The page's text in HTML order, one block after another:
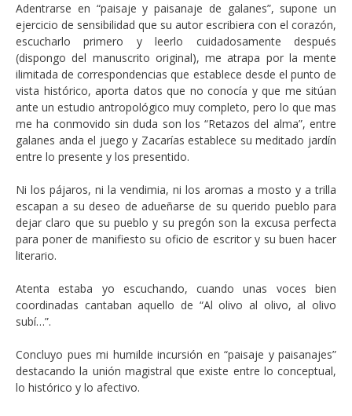
Adentrarse en “paisaje y paisanaje de galanes”, supone un
ejercicio de sensibilidad que su autor escribiera con el corazón,
escucharlo primero y leerlo cuidadosamente después
(dispongo del manuscrito original), me atrapa por la mente
ilimitada de correspondencias que establece desde el punto de
vista histórico, aporta datos que no conocía y que me sitúan
ante un estudio antropológico muy completo, pero lo que mas
me ha conmovido sin duda son los “Retazos del alma”, entre
galanes anda el juego y Zacarías establece su meditado jardín
entre lo presente y los presentido.
Ni los pájaros, ni la vendimia, ni los aromas a mosto y a trilla
escapan a su deseo de adueñarse de su querido pueblo para
dejar claro que su pueblo y su pregón son la excusa perfecta
para poner de manifiesto su oficio de escritor y su buen hacer
literario.
Atenta estaba yo escuchando, cuando unas voces bien
coordinadas cantaban aquello de “Al olivo al olivo, al olivo
subí…”.
Concluyo pues mi humilde incursión en “paisaje y paisanajes”
destacando la unión magistral que existe entre lo conceptual,
lo histórico y lo afectivo.